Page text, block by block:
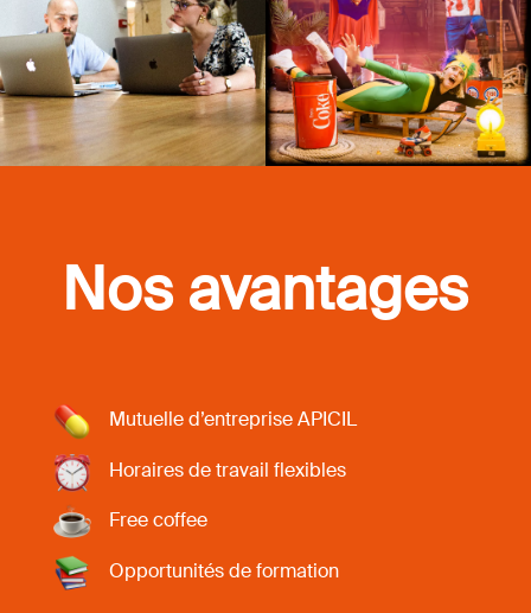
Nos avantages
Mutuelle d’entreprise APICIL
Horaires de travail flexibles
Free coffee
Opportunités de formation